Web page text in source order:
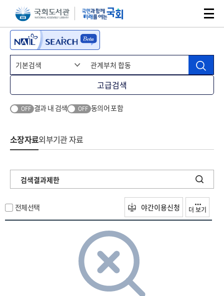
본문 바로가기주메뉴 바로가기
고급검색
OFF 결과 내 검색 OFF 동의어 포함
소장자료외부기관 자료
검색결과제한
전체선택 야간이용신청 더 보기